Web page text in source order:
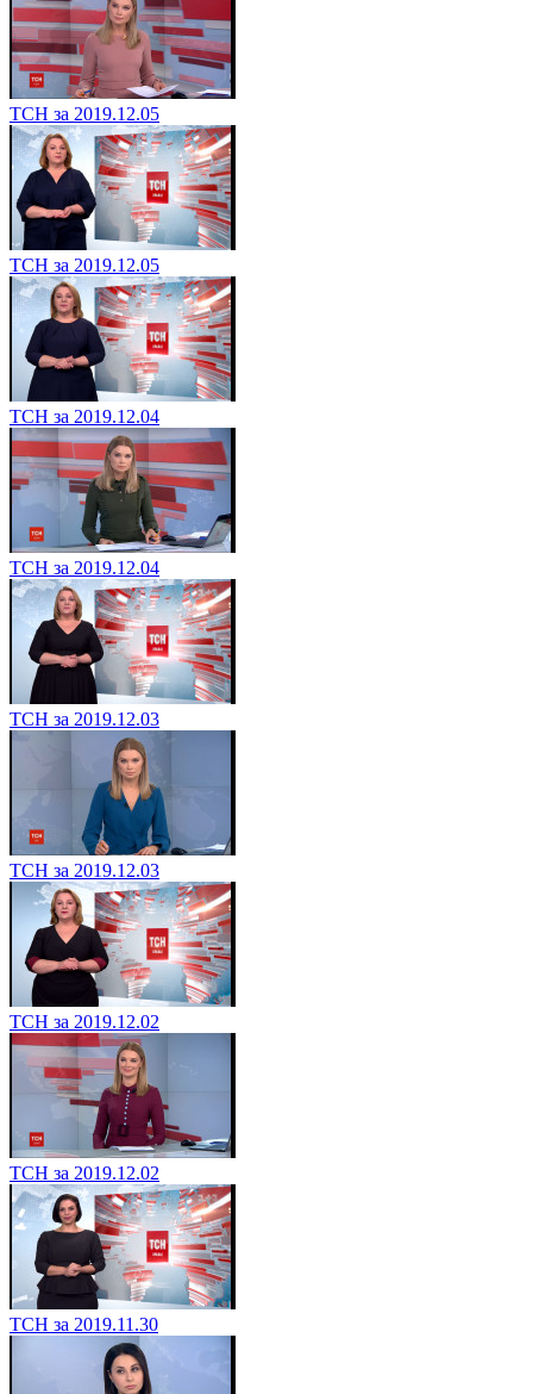
ТСН за 2019.12.05
ТСН за 2019.12.05
ТСН за 2019.12.04
ТСН за 2019.12.04
ТСН за 2019.12.03
ТСН за 2019.12.03
ТСН за 2019.12.02
ТСН за 2019.12.02
ТСН за 2019.11.30